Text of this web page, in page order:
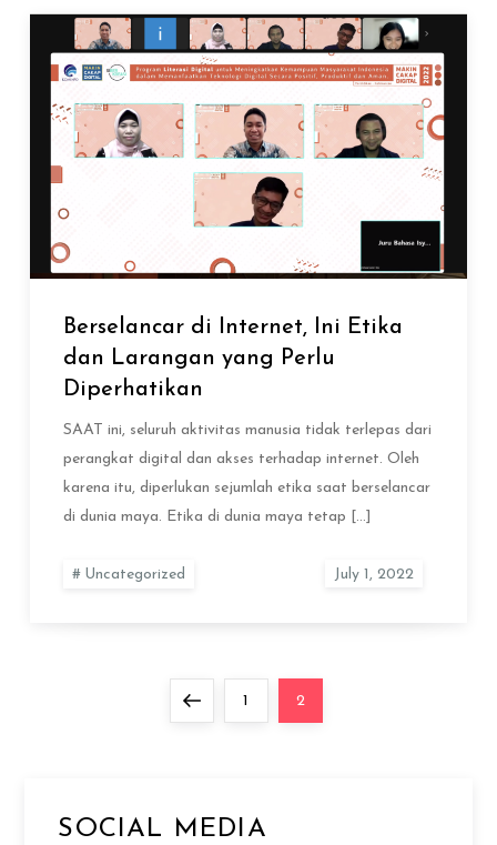
Berselancar di Internet, Ini Etika
dan Larangan yang Perlu
Diperhatikan
SAAT ini, seluruh aktivitas manusia tidak terlepas dari
perangkat digital dan akses terhadap internet. Oleh
karena itu, diperlukan sejumlah etika saat berselancar
di dunia maya. Etika di dunia maya tetap […]
Uncategorized
PreviousPage
1 Page
2
SOCIAL MEDIA